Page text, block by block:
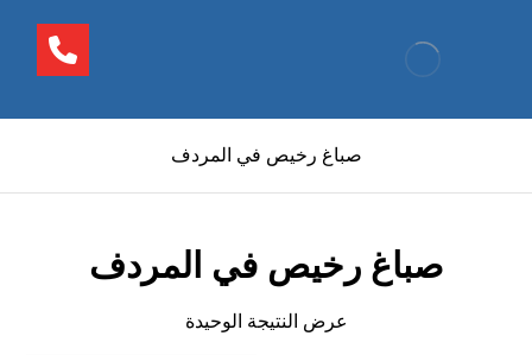
صباغ رخيص في المردف
صباغ رخيص في المردف
عرض النتيجة الوحيدة